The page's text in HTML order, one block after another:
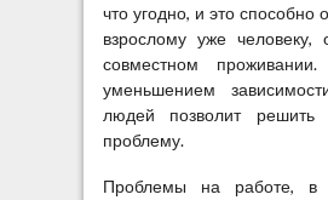
что угодно, и это способно
взрослому уже человеку,
совместном
уменьшением
людей позволит
проблему.
Проблемы на работе,